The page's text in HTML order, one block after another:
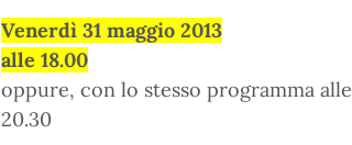
Venerdì 31 maggio 2013
alle 18.00
oppure, con lo stesso programma alle
20.30